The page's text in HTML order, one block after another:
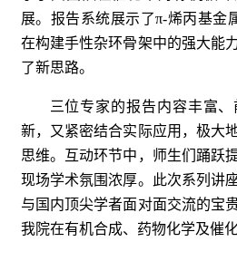
展。报告系统展示了π-烯丙基金
在构建手性杂环骨架中的强大能
了新思路。
三位专家的报告内容丰富
新，又紧密结合实际应用，极大
思维。互动环节中，师生们踊跃
现场学术氛围浓厚。此次系列讲
与国内顶尖学者面对面交流的宝
我院在有机合成、药物化学及催